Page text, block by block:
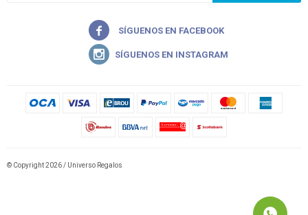


© Copyright 2026 / Universo Regalos